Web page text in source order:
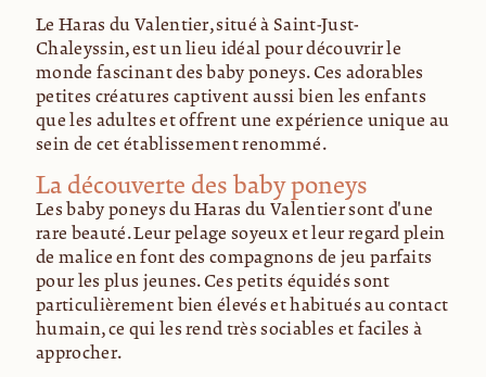
Le Haras du Valentier, situé à Saint-Just-
Chaleyssin, est un lieu idéal pour découvrir le
monde fascinant des baby poneys. Ces adorables
petites créatures captivent aussi bien les enfants
que les adultes et offrent une expérience unique au
sein de cet établissement renommé.
La découverte des baby poneys
Les baby poneys du Haras du Valentier sont d'une
rare beauté. Leur pelage soyeux et leur regard plein
de malice en font des compagnons de jeu parfaits
pour les plus jeunes. Ces petits équidés sont
particulièrement bien élevés et habitués au contact
humain, ce qui les rend très sociables et faciles à
approcher.